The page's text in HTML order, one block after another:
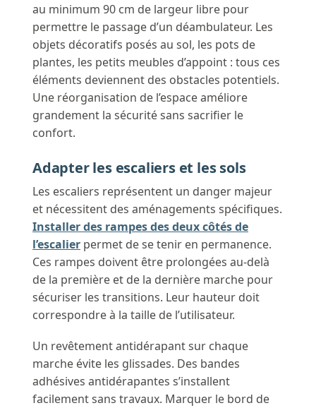
au minimum 90 cm de largeur libre pour
permettre le passage d’un déambulateur. Les
objets décoratifs posés au sol, les pots de
plantes, les petits meubles d’appoint : tous ces
éléments deviennent des obstacles potentiels.
Une réorganisation de l’espace améliore
grandement la sécurité sans sacrifier le
confort.
Adapter les escaliers et les sols
Les escaliers représentent un danger majeur
et nécessitent des aménagements spécifiques.
Installer des rampes des deux côtés de
l’escalier permet de se tenir en permanence.
Ces rampes doivent être prolongées au-delà
de la première et de la dernière marche pour
sécuriser les transitions. Leur hauteur doit
correspondre à la taille de l’utilisateur.
Un revêtement antidérapant sur chaque
marche évite les glissades. Des bandes
adhésives antidérapantes s’installent
facilement sans travaux. Marquer le bord de